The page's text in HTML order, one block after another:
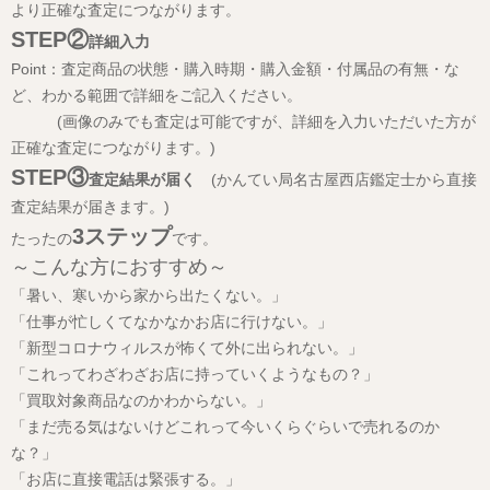
より正確な査定につながります。
STEP②詳細入力
Point：査定商品の状態・購入時期・購入金額・付属品の有無・な
ど、わかる範囲で詳細をご記入ください。
(画像のみでも査定は可能ですが、詳細を入力いただいた方が
正確な査定につながります。)
STEP③査定結果が届く (かんてい局名古屋西店鑑定士から直接
査定結果が届きます。)
たったの3ステップです。
～こんな方におすすめ～
「暑い、寒いから家から出たくない。」
「仕事が忙しくてなかなかお店に行けない。」
「新型コロナウィルスが怖くて外に出られない。」
「これってわざわざお店に持っていくようなもの？」
「買取対象商品なのかわからない。」
「まだ売る気はないけどこれって今いくらぐらいで売れるのか
な？」
「お店に直接電話は緊張する。」